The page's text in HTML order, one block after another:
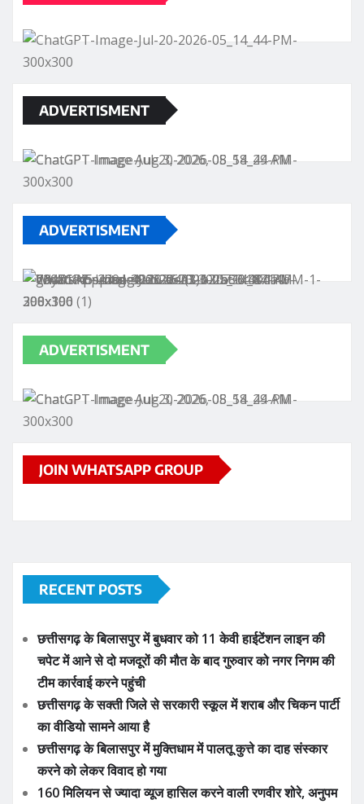
ADVERTISMENT
ADVERTISMENT
ADVERTISMENT
JOIN WHATSAPP GROUP
RECENT POSTS
छत्तीसगढ़ के बिलासपुर में बुधवार को 11 केवी हाईटेंशन लाइन की
चपेट में आने से दो मजदूरों की मौत के बाद गुरुवार को नगर निगम की
टीम कार्रवाई करने पहुंची
छत्तीसगढ़ के सक्ती जिले से सरकारी स्कूल में शराब और चिकन पार्टी
का वीडियो सामने आया है
छत्तीसगढ़ के बिलासपुर में मुक्तिधाम में पालतू कुत्ते का दाह संस्कार
करने को लेकर विवाद हो गया
160 मिलियन से ज्यादा व्यूज हासिल करने वाली रणवीर शोरे, अनुपम